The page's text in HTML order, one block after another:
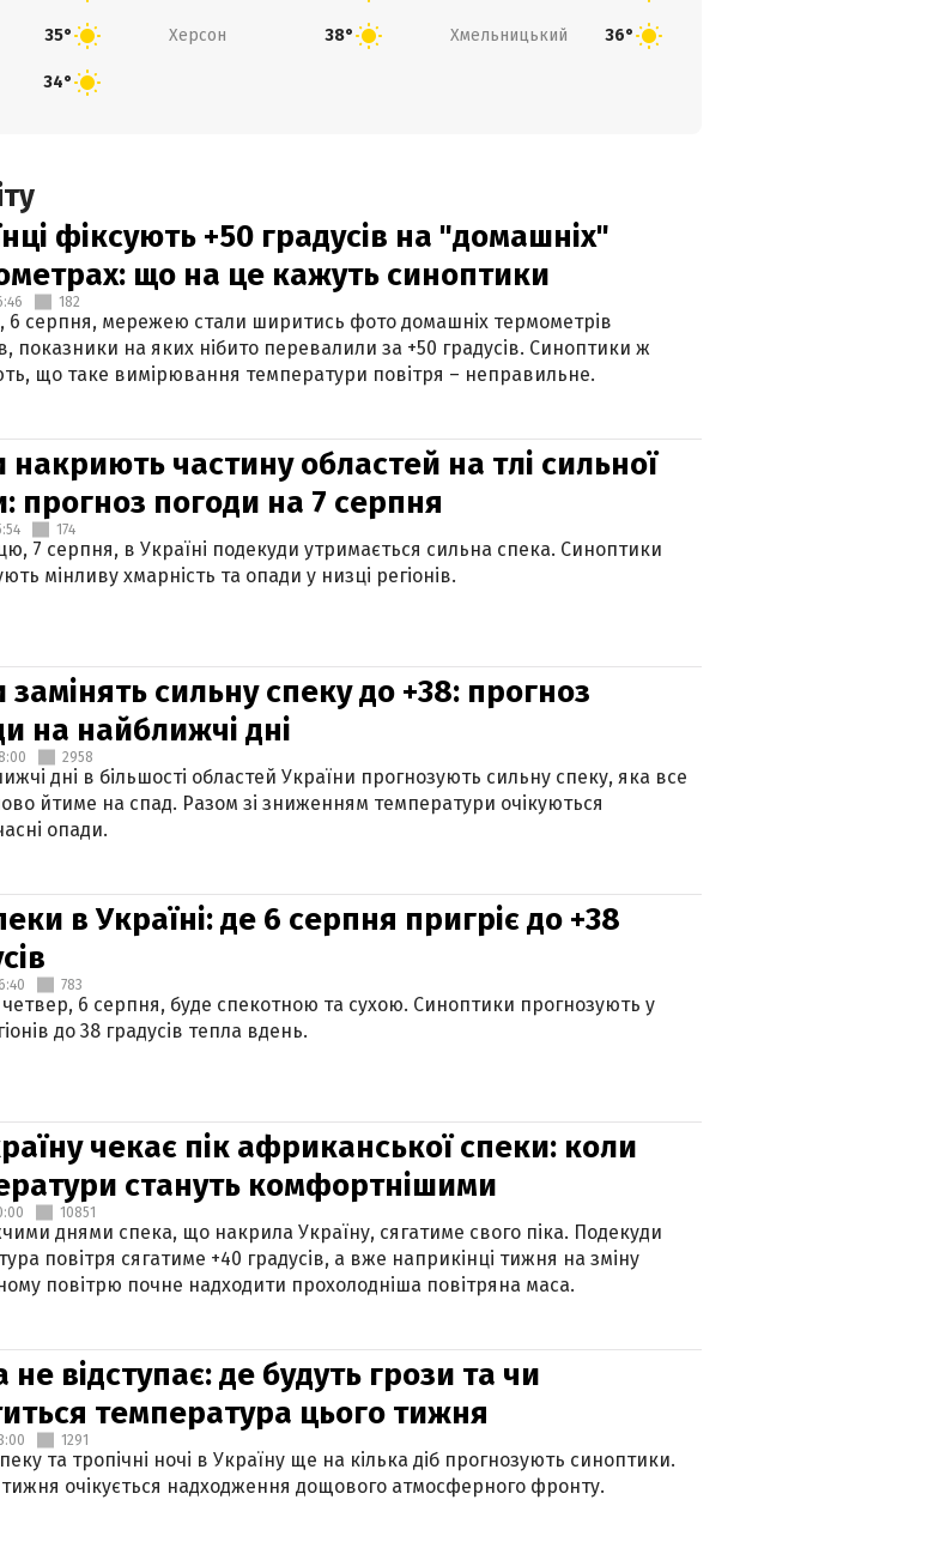
35° Херсон 38° Хмельницький 36°
34°
фіксують +50 градусів на "домашніх"
що на це кажуть синоптики
182
6 серпня, мережею стали ширитись фото домашніх термометрів
показники на яких нібито перевалили за +50 градусів. Синоптики ж
що таке вимірювання температури повітря – неправильне.
накриють частину областей на тлі сильної
прогноз погоди на 7 серпня
174
7 серпня, в Україні подекуди утримається сильна спека. Синоптики
мінливу хмарність та опади у низці регіонів.
замінять сильну спеку до +38: прогноз
на найближчі дні
2958
дні в більшості областей України прогнозують сильну спеку, яка все
йтиме на спад. Разом зі зниженням температури очікуються
опади.
в Україні: де 6 серпня пригріє до +38
783
четвер, 6 серпня, буде спекотною та сухою. Синоптики прогнозують у
до 38 градусів тепла вдень.
чекає пік африканської спеки: коли
стануть комфортнішими
10851
днями спека, що накрила Україну, сягатиме свого піка. Подекуди
повітря сягатиме +40 градусів, а вже наприкінці тижня на зміну
повітрю почне надходити прохолодніша повітряна маса.
не відступає: де будуть грози та чи
температура цього тижня
1291
та тропічні ночі в Україну ще на кілька діб прогнозують синоптики.
тижня очікується надходження дощового атмосферного фронту.